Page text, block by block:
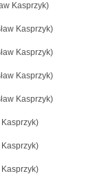
Kasprzyk)
Kasprzyk)
Kasprzyk)
Kasprzyk)
Kasprzyk)
Kasprzyk)
Kasprzyk)
Kasprzyk)